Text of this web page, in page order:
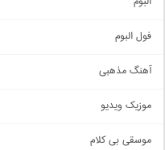
اجتماعی
حماسی
سنتی
اهنگ بندرعباسی
فول البوم
آهنگ مذهبی
موزیک ویدیو
موسقی بی کلام